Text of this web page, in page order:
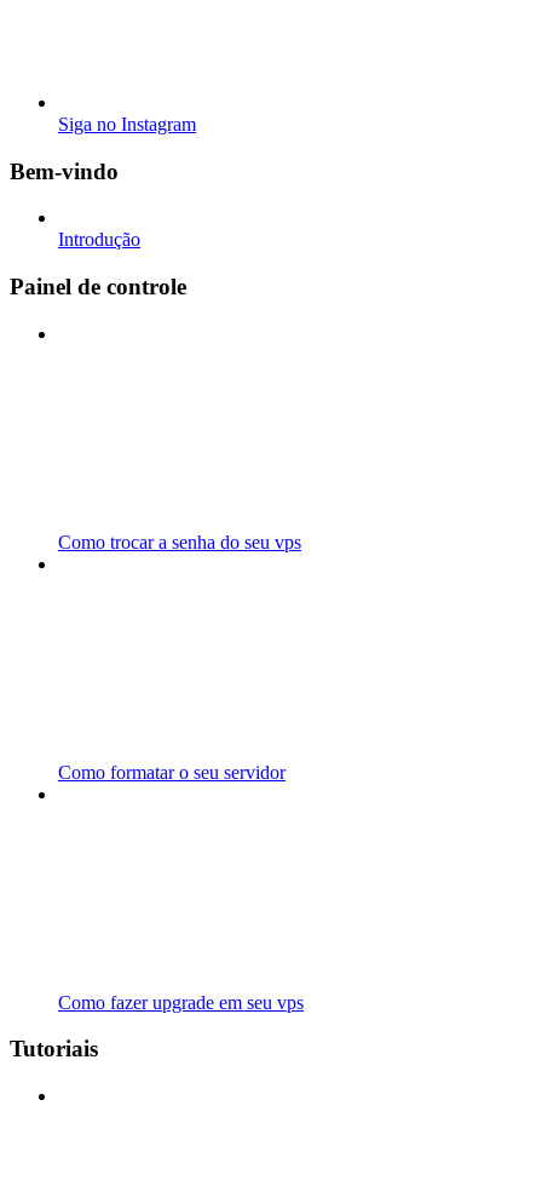
Siga no Instagram
Bem-vindo
Introdução
Painel de controle
Como trocar a senha do seu vps
Como formatar o seu servidor
Como fazer upgrade em seu vps
Tutoriais